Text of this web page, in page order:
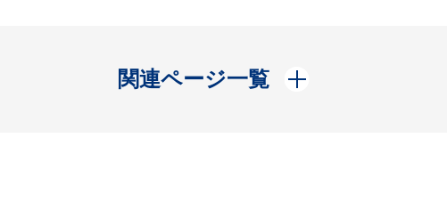
関連ページ一覧
開く